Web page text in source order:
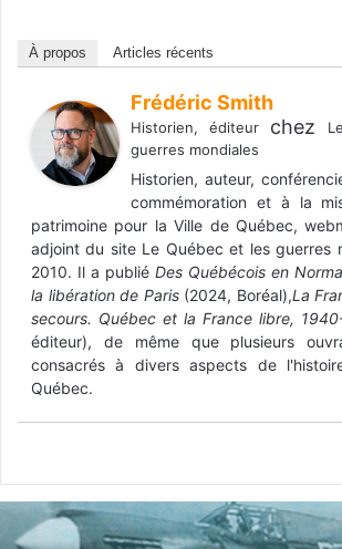
À propos Articles récents
Frédéric Smith
Historien, éditeurchez
guerres mondiales
Historien, auteur,
commémoration et à la
patrimoine pour la Ville de Québec,
adjoint du site Le Québec et les guerres
2010. Il a publié Des Québécois en
la libération de Paris (2024, Boréal),La
secours. Québec et la France libre,
éditeur), de même que plusieurs
consacrés à divers aspects de
Québec.